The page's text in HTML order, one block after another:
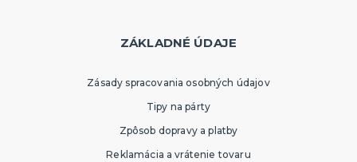
ZÁKLADNÉ ÚDAJE
Zásady spracovania osobných údajov
Tipy na párty
Zpôsob dopravy a platby
Reklamácia a vrátenie tovaru